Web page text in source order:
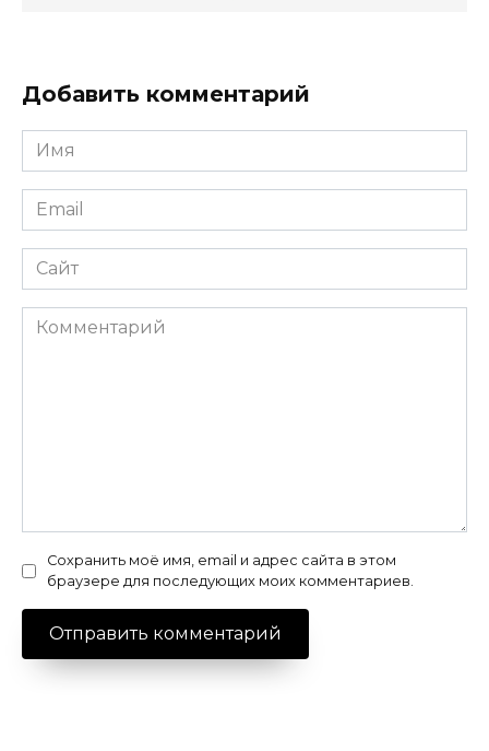
Добавить комментарий
Имя
*
Email
*
Сайт
Комментарий
Сохранить моё имя, email и адрес сайта в этом
браузере для последующих моих комментариев.